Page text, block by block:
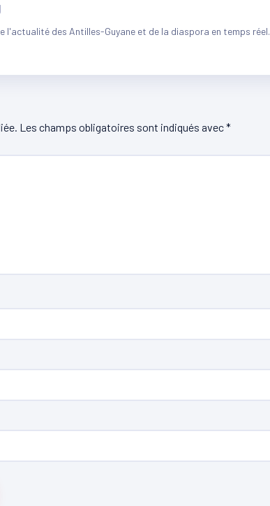
l'actualité des Antilles-Guyane et de la diaspora en temps réel.
Les champs obligatoires sont indiqués avec*